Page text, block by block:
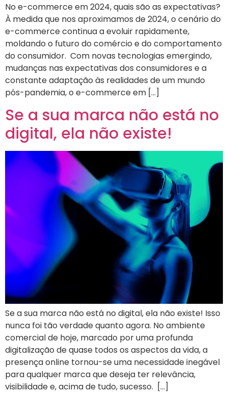
No e-commerce em 2024, quais são as expectativas?
À medida que nos aproximamos de 2024, o cenário do
e-commerce continua a evoluir rapidamente,
moldando o futuro do comércio e do comportamento
do consumidor. Com novas tecnologias emergindo,
mudanças nas expectativas dos consumidores e a
constante adaptação às realidades de um mundo
pós-pandemia, o e-commerce em […]
Se a sua marca não está no
digital, ela não existe!
Se a sua marca não está no digital, ela não existe! Isso
nunca foi tão verdade quanto agora. No ambiente
comercial de hoje, marcado por uma profunda
digitalização de quase todos os aspectos da vida, a
presença online tornou-se uma necessidade inegável
para qualquer marca que deseja ter relevância,
visibilidade e, acima de tudo, sucesso. […]